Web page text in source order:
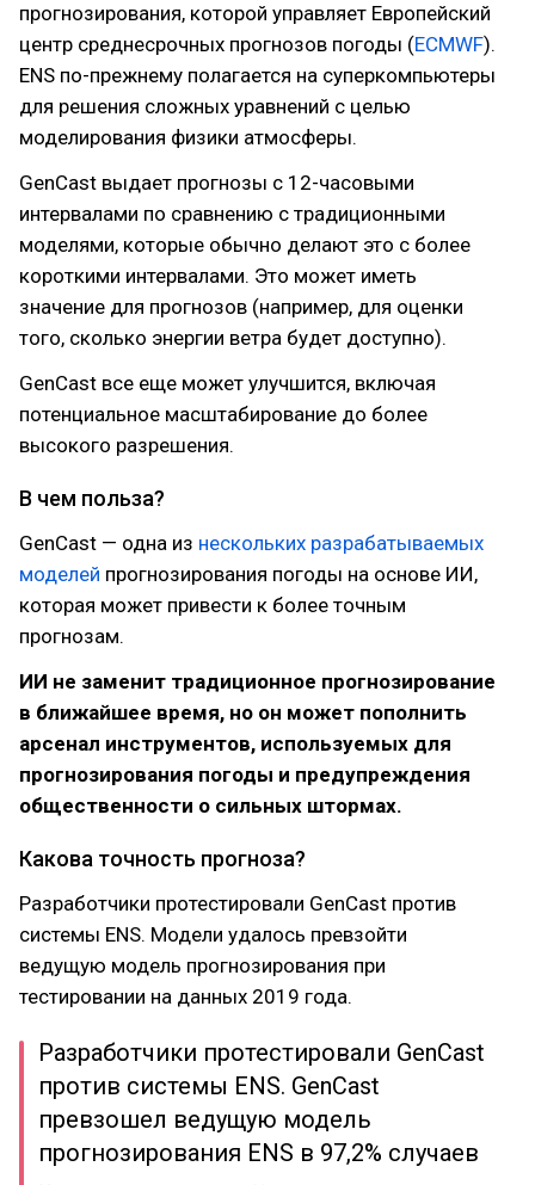
прогнозирования, которой управляет Европейский
центр среднесрочных прогнозов погоды (ECMWF).
ENS по-прежнему полагается на суперкомпьютеры
для решения сложных уравнений с целью
моделирования физики атмосферы.
GenCast выдает прогнозы с 12-часовыми
интервалами по сравнению с традиционными
моделями, которые обычно делают это с более
короткими интервалами. Это может иметь
значение для прогнозов (например, для оценки
того, сколько энергии ветра будет доступно).
GenCast все еще может улучшится, включая
потенциальное масштабирование до более
высокого разрешения.
В чем польза?
GenCast — одна из нескольких разрабатываемых
моделей прогнозирования погоды на основе ИИ,
которая может привести к более точным
прогнозам.
ИИ не заменит традиционное прогнозирование
в ближайшее время, но он может пополнить
арсенал инструментов, используемых для
прогнозирования погоды и предупреждения
общественности о сильных штормах.
Какова точность прогноза?
Разработчики протестировали GenCast против
системы ENS. Модели удалось превзойти
ведущую модель прогнозирования при
тестировании на данных 2019 года.
Разработчики протестировали GenCast
против системы ENS. GenCast
превзошел ведущую модель
прогнозирования ENS в 97,2% случаев